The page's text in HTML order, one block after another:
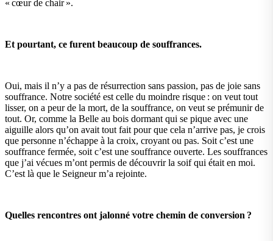
« cœur de chair ».
Et pourtant, ce furent beaucoup de souffrances.
Oui, mais il n’y a pas de résurrection sans passion, pas de joie sans
souffrance. Notre société est celle du moindre risque : on veut tout
lisser, on a peur de la mort, de la souffrance, on veut se prémunir de
tout. Or, comme la Belle au bois dormant qui se pique avec une
aiguille alors qu’on avait tout fait pour que cela n’arrive pas, je crois
que personne n’échappe à la croix, croyant ou pas. Soit c’est une
souffrance fermée, soit c’est une souffrance ouverte. Les souffrances
que j’ai vécues m’ont permis de découvrir la soif qui était en moi.
C’est là que le Seigneur m’a rejointe.
Quelles rencontres ont jalonné votre chemin de conversion ?